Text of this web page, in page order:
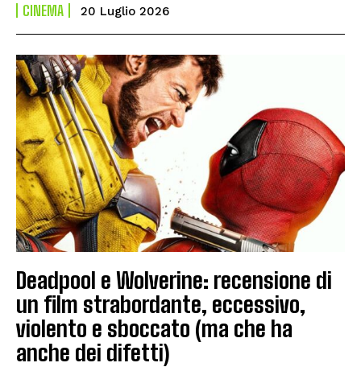
CINEMA 20 Luglio 2026
Deadpool e Wolverine: recensione di
un film strabordante, eccessivo,
violento e sboccato (ma che ha
anche dei difetti)